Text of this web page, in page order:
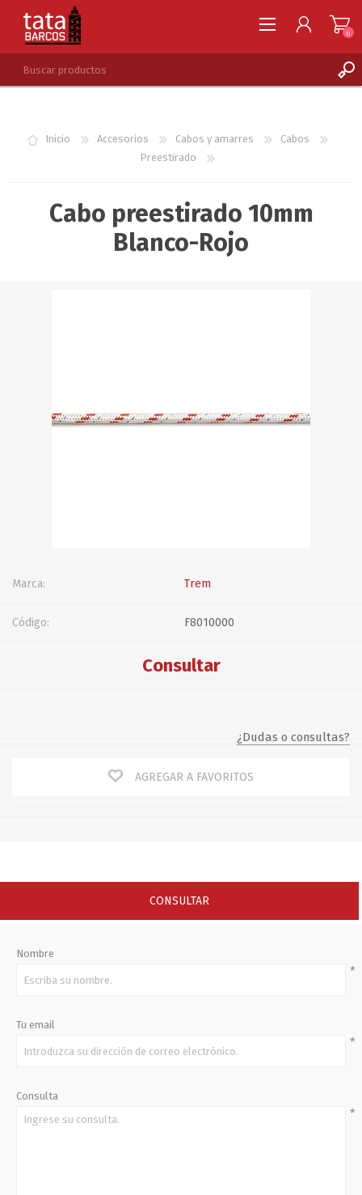
LISTA DE DESEOS
0
Inicio Accesorios Cabos y amarres
Cabos
Preestirado
Cabo preestirado 10mm
Blanco-Rojo
Marca: Trem
Código: F8010000
Consultar
¿Dudas o consultas?
AGREGAR A FAVORITOS
CONSULTAR
Nombre
*
Tu email
*
Consulta
*